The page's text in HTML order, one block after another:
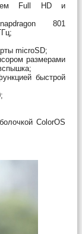
Full HD и
801
microSD;
размерами
быстрой
ColorOS